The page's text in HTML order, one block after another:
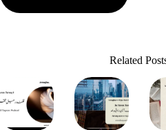
Related